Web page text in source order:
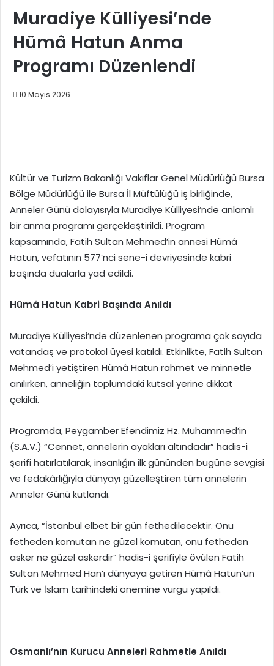
Muradiye Külliyesi’nde
Hümâ Hatun Anma
Programı Düzenlendi
10 Mayıs 2026
Kültür ve Turizm Bakanlığı Vakıflar Genel Müdürlüğü Bursa
Bölge Müdürlüğü ile Bursa İl Müftülüğü iş birliğinde,
Anneler Günü dolayısıyla Muradiye Külliyesi’nde anlamlı
bir anma programı gerçekleştirildi. Program
kapsamında, Fatih Sultan Mehmed’in annesi Hümâ
Hatun, vefatının 577’nci sene-i devriyesinde kabri
başında dualarla yad edildi.
Hümâ Hatun Kabri Başında Anıldı
Muradiye Külliyesi’nde düzenlenen programa çok sayıda
vatandaş ve protokol üyesi katıldı. Etkinlikte, Fatih Sultan
Mehmed’i yetiştiren Hümâ Hatun rahmet ve minnetle
anılırken, anneliğin toplumdaki kutsal yerine dikkat
çekildi.
Programda, Peygamber Efendimiz Hz. Muhammed’in
(S.A.V.) “Cennet, annelerin ayakları altındadır” hadis-i
şerifi hatırlatılarak, insanlığın ilk gününden bugüne sevgisi
ve fedakârlığıyla dünyayı güzelleştiren tüm annelerin
Anneler Günü kutlandı.
Ayrıca, “İstanbul elbet bir gün fethedilecektir. Onu
fetheden komutan ne güzel komutan, onu fetheden
asker ne güzel askerdir” hadis-i şerifiyle övülen Fatih
Sultan Mehmed Han’ı dünyaya getiren Hümâ Hatun’un
Türk ve İslam tarihindeki önemine vurgu yapıldı.
Osmanlı’nın Kurucu Anneleri Rahmetle Anıldı